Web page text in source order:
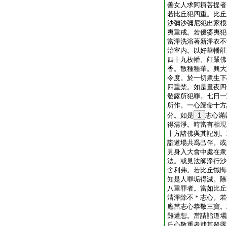
善女人求阿耨菩提
若比丘犯四重。比
沙彌沙彌尼犯出家
夷重戒。若優婆夷
當淨洗浴著新淨衣
治室内。以好華幡
四十九枚幡。莊嚴
香。散種種華。興
令度。於一切衆生
四重禁。如是晝夜
發露所犯罪。七日
所作。一心歸命十
分。如是
1 志心滿
得清淨。時當有相
十方諸佛與其記別
詣道場共爲己伴。
見身入大會中處在
法。或見法師淨行
舍利弗。若比丘懺
知是人罪垢得滅。
八重罪者。當如比
清淨除不＊志心。
應當志心恭敬三寶
難遭想。當請詣道